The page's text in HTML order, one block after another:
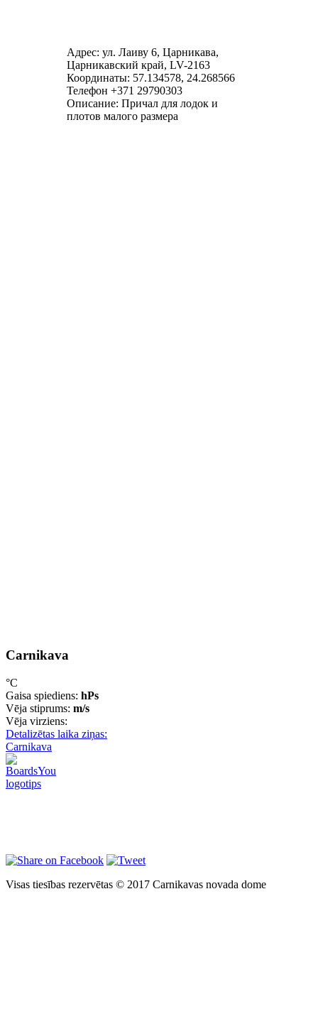
Адрес: ул. Лаиву 6, Царникава,
Царникавский край, LV-2163
Координаты: 57.134578, 24.268566
Телефон +371 29790303
Описание: Причал для лодок и
плотов малого размера
Carnikava
°C
Gaisa spiediens: hPs
Vēja stiprums: m/s
Vēja virziens:
Detalizētas laika ziņas:
Carnikava
Visas tiesības rezervētas © 2017 Carnikavas novada dome